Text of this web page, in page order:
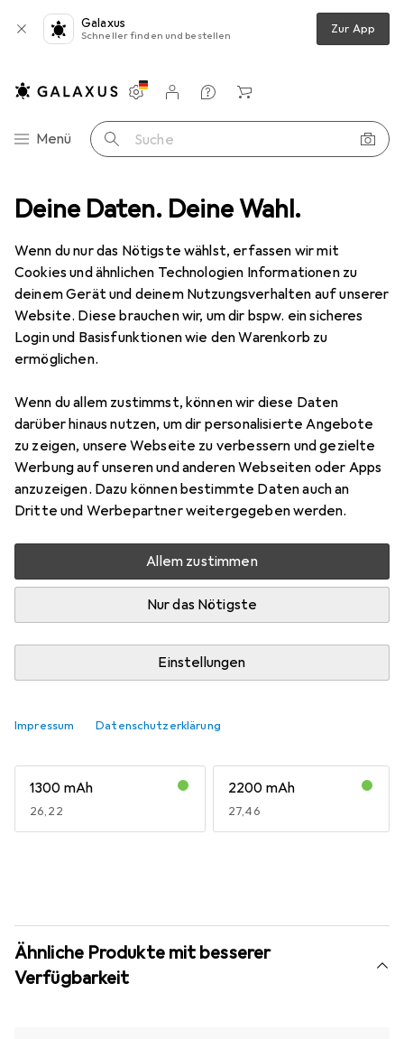
Deine Daten. Deine Wahl.
Wenn du nur das Nötigste wählst, erfassen wir mit
Cookies und ähnlichen Technologien Informationen zu
deinem Gerät und deinem Nutzungsverhalten auf unserer
Website. Diese brauchen wir, um dir bspw. ein sicheres
Login und Basisfunktionen wie den Warenkorb zu
ermöglichen.
Wenn du allem zustimmst, können wir diese Daten
darüber hinaus nutzen, um dir personalisierte Angebote
zu zeigen, unsere Webseite zu verbessern und gezielte
Werbung auf unseren und anderen Webseiten oder Apps
anzuzeigen. Dazu können bestimmte Daten auch an
Dritte und Werbepartner weitergegeben werden.
Allem zustimmen
Nur das Nötigste
Einstellungen
Impressum Datenschutzerklärung
Galaxus
Schneller finden und bestellen Zur App
Navigation nach Kategorien
Menü Suche
Einstellungen
Kundenkonto
Vergleichslisten
Merklisten
Warenkorb
Extron Modellbau LiPo Pack Extron X2 2700 mAh 14,8V 25C (XT60)
2 Bilder
Extron ModellbauLiPo Pack Extron X2
2700 mAh 14,8V 25C (XT60)
2700 mAh, 14.80 V
Bewertungen Marke
Mehr von Extron
Modellbau
Benachrichtigen, wenn lieferbar
Kostenloser Versand ab 30,– i
1300 mAh
EUR
26,22
2200 mAh
EUR
27,46
Ähnliche Produkte mit besserer
Verfügbarkeit